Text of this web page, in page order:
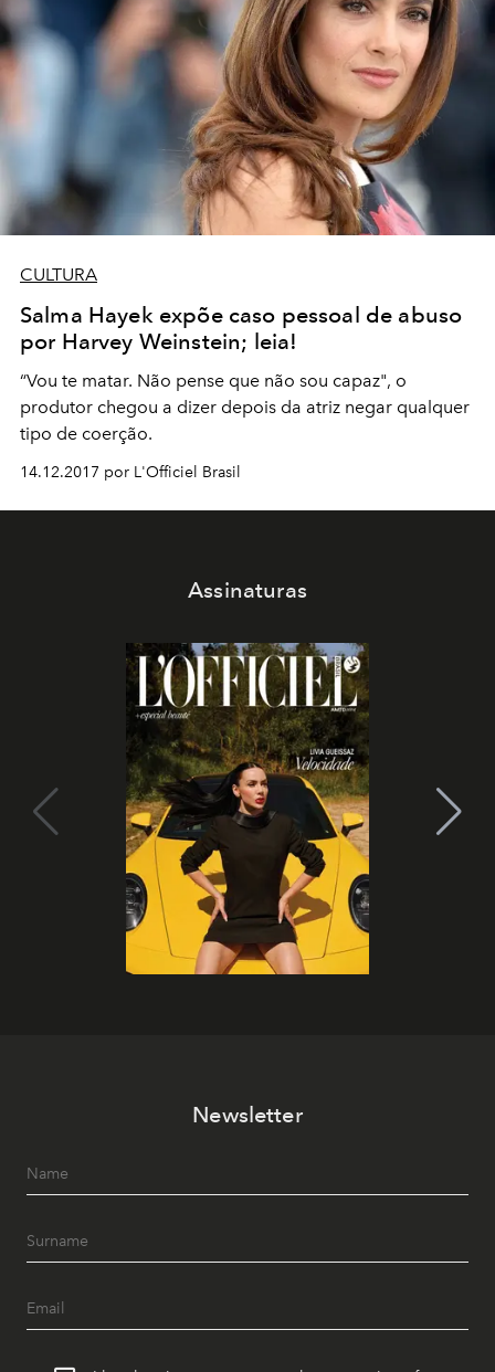
CULTURA
Salma Hayek expõe caso pessoal de abuso
por Harvey Weinstein; leia!
“Vou te matar. Não pense que não sou capaz", o
produtor chegou a dizer depois da atriz negar qualquer
tipo de coerção.
14.12.2017 por L'Officiel Brasil
Assinaturas
Newsletter